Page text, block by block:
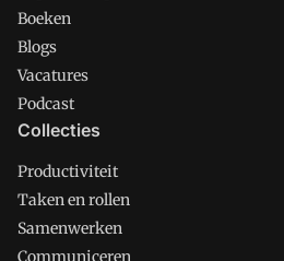
Boeken
Blogs
Vacatures
Podcast
Collecties
Productiviteit
Taken en rollen
Samenwerken
Communiceren